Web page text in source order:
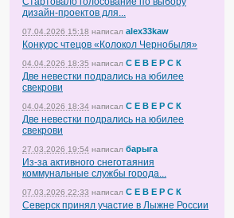
дизайн-проектов для...
07.04.2026 15:18 написал alex33kaw
Конкурс чтецов «Колокол Чернобыля»
04.04.2026 18:35 написал С Е В Е Р С К
Две невестки подрались на юбилее
свекрови
04.04.2026 18:34 написал С Е В Е Р С К
Две невестки подрались на юбилее
свекрови
27.03.2026 19:54 написал барыга
Из-за активного снеготаяния
коммунальные службы города...
07.03.2026 22:33 написал С Е В Е Р С К
Северск принял участие в Лыжне России